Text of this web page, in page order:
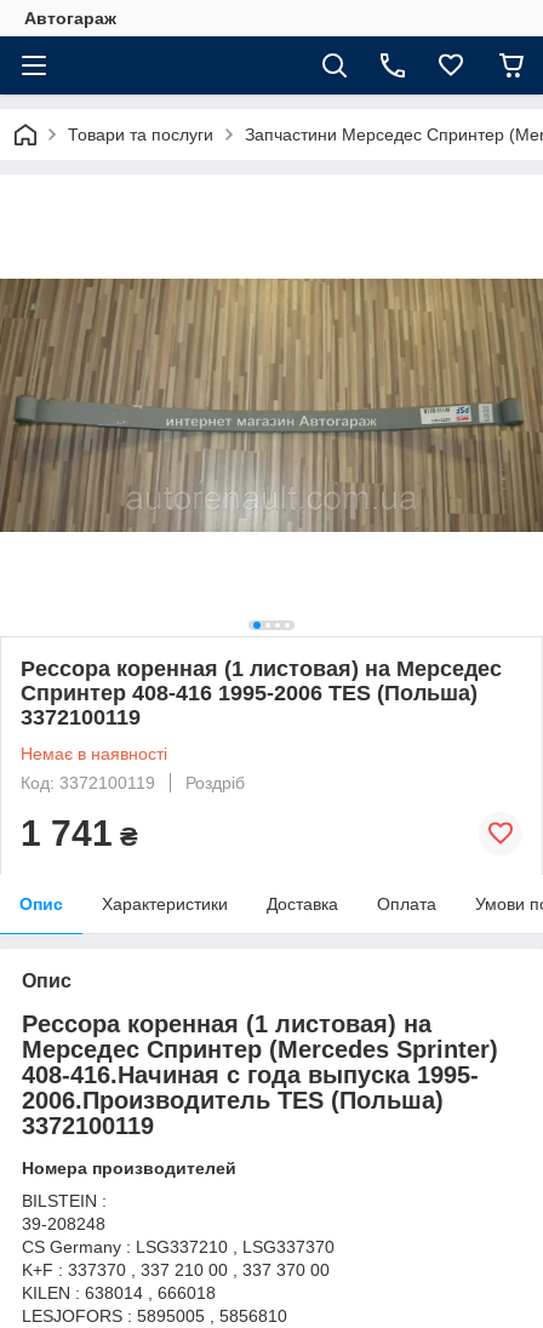
Автогараж
Товари та послуги Запчастини Мерседес Спринтер
Рессора коренная (1 листовая) на Мерседес
Спринтер 408-416 1995-2006 TES (Польша)
3372100119
Немає в наявності
Код: 3372100119
Роздріб
1 741 ₴
Опис Характеристики Доставка Оплата Умови
Опис
Рессора коренная (1 листовая) на
Мерседес Спринтер (Mercedes Sprinter)
408-416.Начиная с года выпуска 1995-
2006.Производитель TES (Польша)
3372100119
Номера производителей
BILSTEIN :
39-208248
CS Germany : LSG337210 , LSG337370
K+F : 337370 , 337 210 00 , 337 370 00
KILEN : 638014 , 666018
LESJOFORS : 5895005 , 5856810